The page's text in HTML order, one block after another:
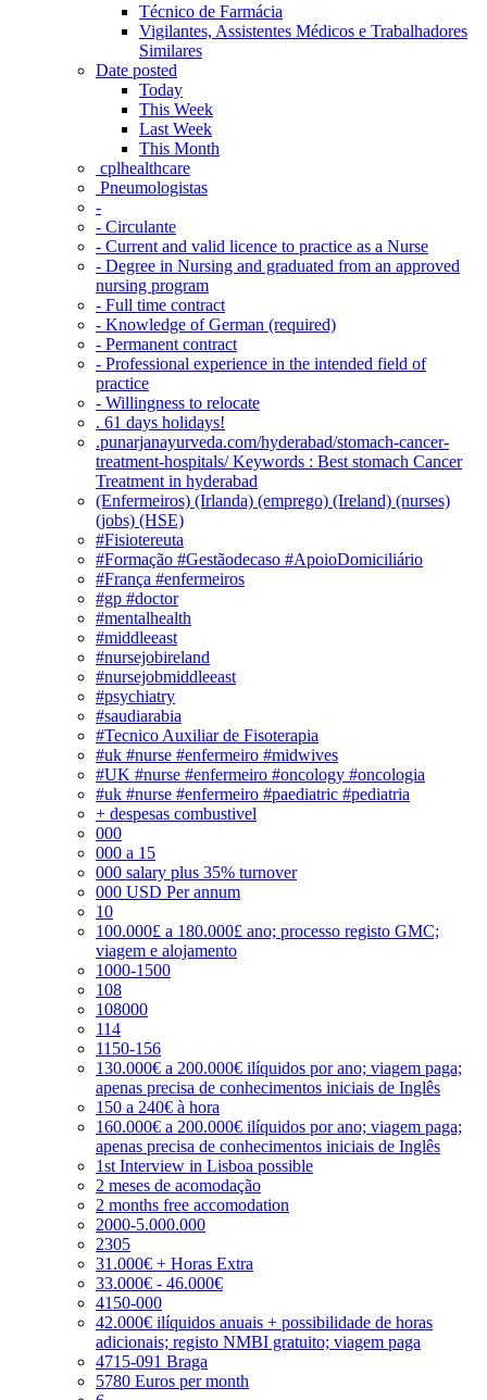
Técnico de Farmácia
Vigilantes, Assistentes Médicos e Trabalhadores
Similares
Date posted
Today
This Week
Last Week
This Month
‎ cplhealthcare‬
Pneumologistas
-
- Circulante
- Current and valid licence to practice as a Nurse
- Degree in Nursing and graduated from an approved
nursing program
- Full time contract
- Knowledge of German (required)
- Permanent contract
- Professional experience in the intended field of
practice
- Willingness to relocate
. 61 days holidays!
.punarjanayurveda.com/hyderabad/stomach-cancer-
treatment-hospitals/ Keywords : Best stomach Cancer
Treatment in hyderabad
(Enfermeiros) (Irlanda) (emprego) (Ireland) (nurses)
(jobs) (HSE)
#Fisiotereuta
#Formação #Gestãodecaso #ApoioDomiciliário
#França #enfermeiros
#gp #doctor
#mentalhealth
#middleeast
#nursejobireland
#nursejobmiddleeast
#psychiatry
#saudiarabia
#Tecnico Auxiliar de Fisoterapia
#uk #nurse #enfermeiro #midwives
#UK #nurse #enfermeiro #oncology #oncologia
#uk #nurse #enfermeiro #paediatric #pediatria
+ despesas combustivel
000
000 a 15
000 salary plus 35% turnover
000 USD Per annum
10
100.000£ a 180.000£ ano; processo registo GMC;
viagem e alojamento
1000-1500
108
108000
114
1150-156
130.000€ a 200.000€ ilíquidos por ano; viagem paga;
apenas precisa de conhecimentos iniciais de Inglês
150 a 240€ à hora
160.000€ a 200.000€ ilíquidos por ano; viagem paga;
apenas precisa de conhecimentos iniciais de Inglês
1st Interview in Lisboa possible
2 meses de acomodação
2 months free accomodation
2000-5.000.000
2305
31.000€ + Horas Extra
33.000€ - 46.000€
4150-000
42.000€ ilíquidos anuais + possibilidade de horas
adicionais; registo NMBI gratuito; viagem paga
4715-091 Braga
5780 Euros per month